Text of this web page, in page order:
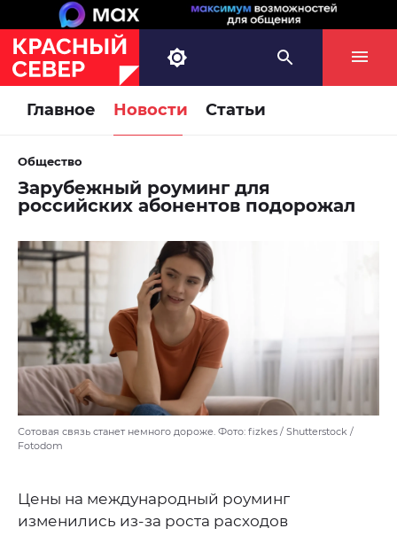
Главное Новости Статьи
Общество
Зарубежный роуминг для
российских абонентов подорожал
Сотовая связь станет немного дороже. Фото: fizkes / Shutterstock /
Fotodom
Цены на международный роуминг
изменились из-за роста расходов